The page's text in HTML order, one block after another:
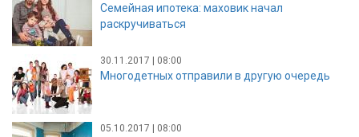
Семейная ипотека: маховик начал
раскручиваться
30.11.2017 | 08:00
Многодетных отправили в другую очередь
05.10.2017 | 08:00